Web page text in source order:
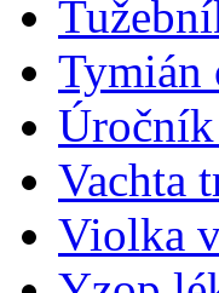
Tymián
Vachta
Violka